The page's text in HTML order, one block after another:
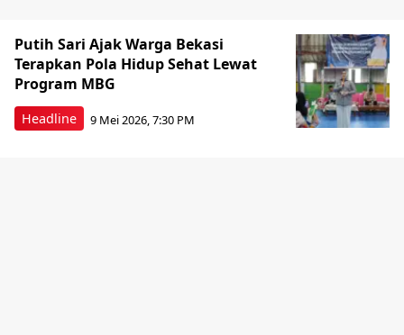
Headline
Putih Sari Ajak Warga Bekasi
Terapkan Pola Hidup Sehat Lewat
Program MBG
9 Mei 2026, 7:30 PM